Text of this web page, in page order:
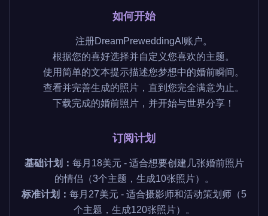
如何开始
注册DreamPreweddingAI账户。
根据您的喜好选择并自定义您喜欢的主题。
使用简单的文本提示描述您梦想中的婚前瞬间。
查看并完善生成的照片，直到您完全满意为止。
下载完成的婚前照片，并开始与世界分享！
订阅计划
基础计划： 每月18美元 - 适合想要创建几张婚前照片
的情侣（3个主题，生成10张照片）。
标准计划： 每月27美元 - 适合摄影师和活动策划师（5
个主题，生成120张照片）。